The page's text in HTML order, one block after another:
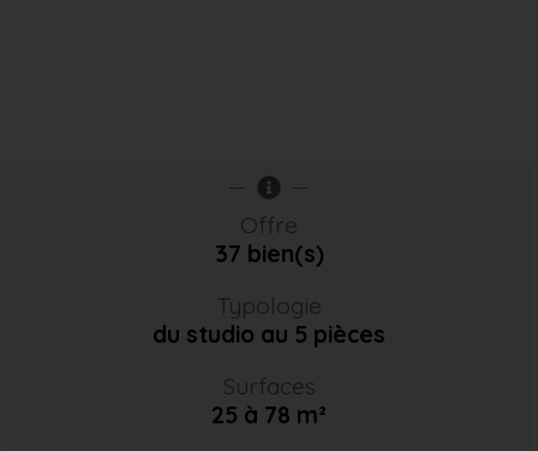
Offre
37 bien(s)
Typologie
du studio au 5 pièces
Surfaces
25 à 78 m²